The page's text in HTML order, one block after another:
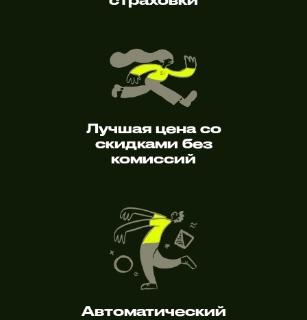
Лучшая цена со
скидками без
комиссий
Автоматический